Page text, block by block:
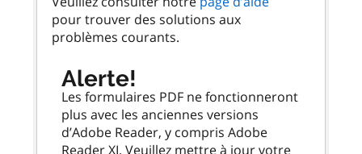
pour trouver des solutions aux
problèmes courants.
Alerte!
Les formulaires PDF ne fonctionneront
plus avec les anciennes versions
d’Adobe Reader, y compris Adobe
Reader XI. Veuillez mettre à jour votre